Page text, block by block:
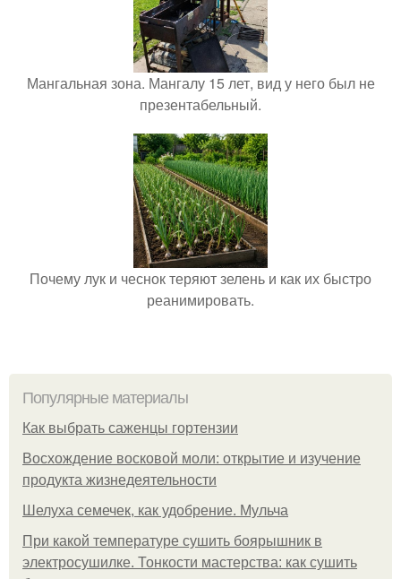
Мангальная зона. Мангалу 15 лет, вид у него был не
презентабельный.
Почему лук и чеснок теряют зелень и как их быстро
реанимировать.
Популярные материалы
Как выбрать саженцы гортензии
Восхождение восковой моли: открытие и изучение
продукта жизнедеятельности
Шелуха семечек, как удобрение. Мульча
При какой температуре сушить боярышник в
электросушилке. Тонкости мастерства: как сушить